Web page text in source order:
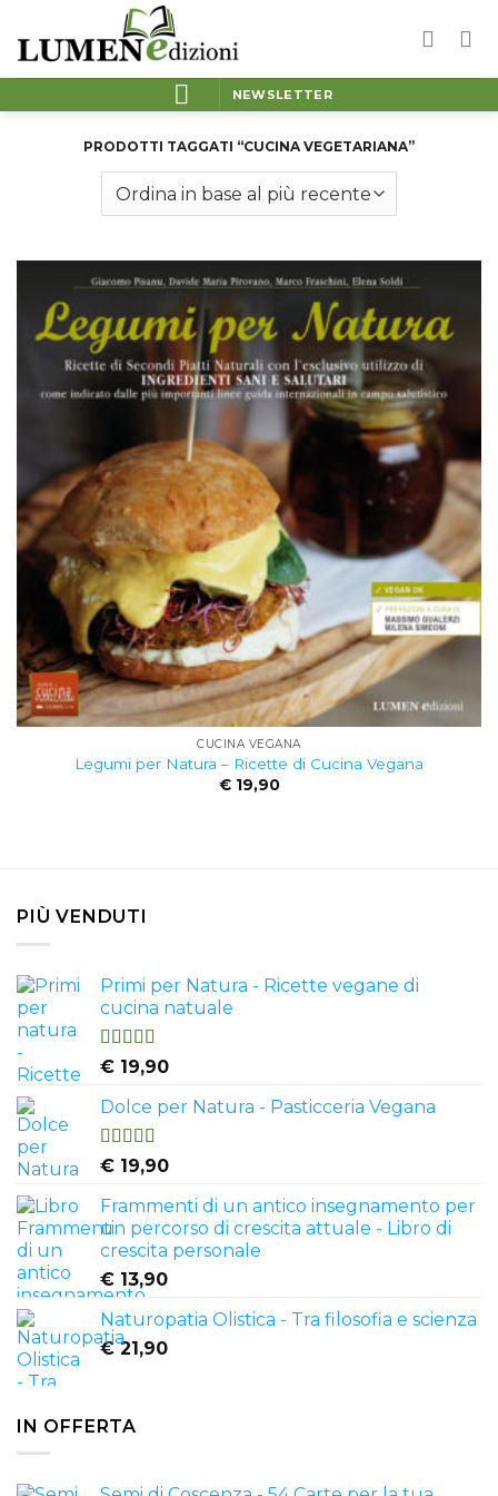
contenuti
NEWSLETTER
PRODOTTI TAGGATI “CUCINA VEGETARIANA”
CUCINA VEGANA
Legumi per Natura – Ricette di Cucina Vegana
€19,90
PIÙ VENDUTI
Primi per Natura - Ricette vegane di
cucina natuale
Valutato
su 5
€ 19,90
Dolce per Natura - Pasticceria Vegana
Valutato
su 5
€ 19,90
Frammenti di un antico insegnamento per
un percorso di crescita attuale - Libro di
crescita personale
€ 13,90
Naturopatia Olistica - Tra filosofia e scienza
€21,90
IN OFFERTA